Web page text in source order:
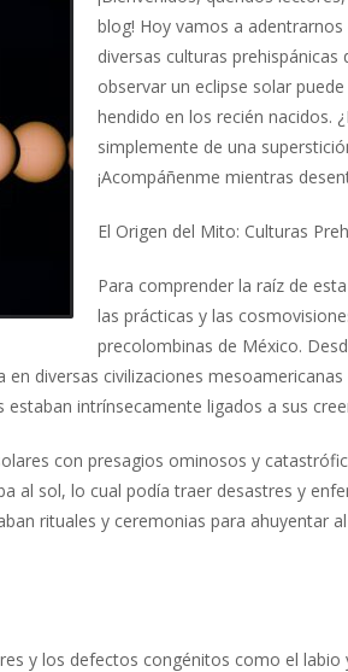
blog! Hoy vamos a
diversas culturas prehispánicas
observar un eclipse solar
hendido en los recién nacidos.
simplemente de una
¡Acompáñenme mientras
El Origen del Mito: Culturas
Para comprender la raíz de
las prácticas y las
precolombinas de México.
diversas civilizaciones
intrínsecamente ligados a sus
con presagios ominosos y
al sol, lo cual podía traer desastres y
rituales y ceremonias para ahuyentar
y los defectos congénitos como el labio